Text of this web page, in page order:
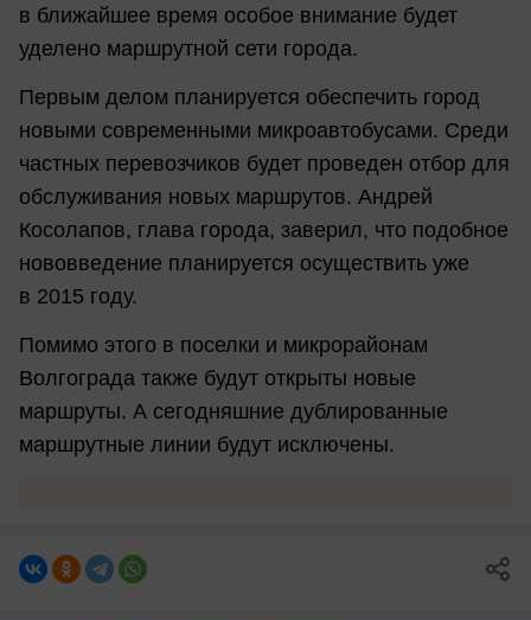
в ближайшее время особое внимание будет
уделено маршрутной сети города.
Первым делом планируется обеспечить город
новыми современными микроавтобусами. Среди
частных перевозчиков будет проведен отбор для
обслуживания новых маршрутов. Андрей
Косолапов, глава города, заверил, что подобное
нововведение планируется осуществить уже
в 2015 году.
Помимо этого в поселки и микрорайонам
Волгограда также будут открыты новые
маршруты. А сегодняшние дублированные
маршрутные линии будут исключены.